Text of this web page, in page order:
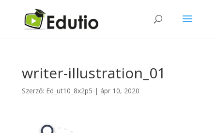
writer-illustration_01
Szerző: Ed_ut10_8x2p5 | ápr 10, 2020